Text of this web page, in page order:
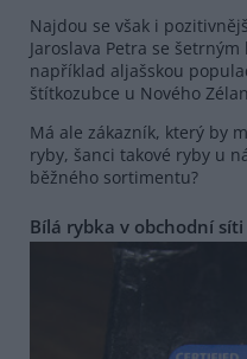
Najdou se však i
Jaroslava Petra se
například aljašskou
štítkozubce u Nového
Má ale zákazník, který by
ryby, šanci takové ryby u
běžného sortimentu?
Bílá rybka v obchodní síti